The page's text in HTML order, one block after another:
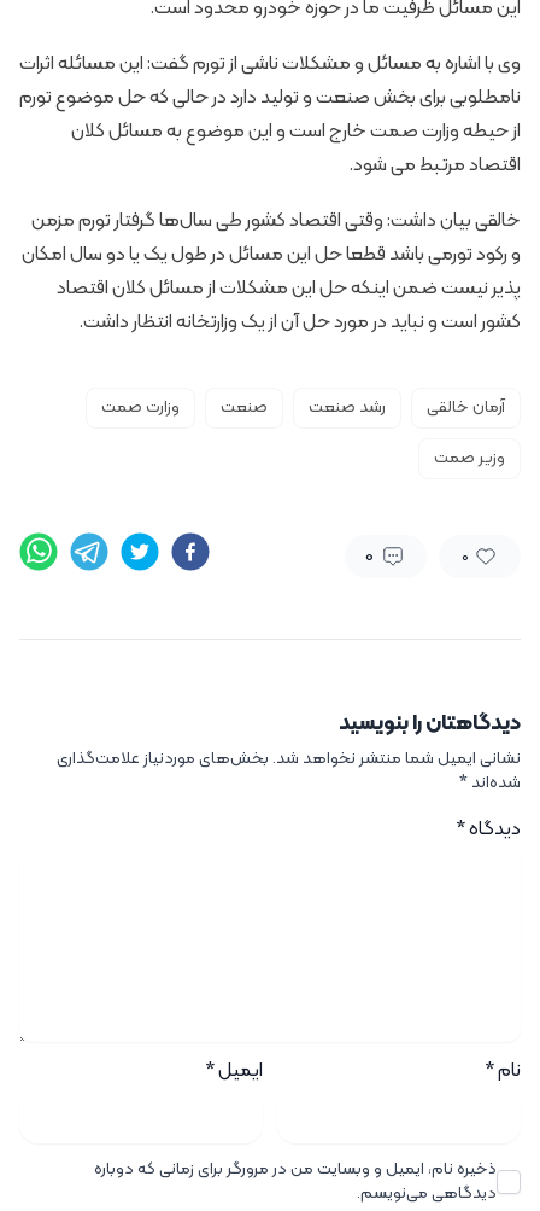
این مسائل ظرفیت ما در حوزه خودرو محدود است.
وی با اشاره به مسائل و مشکلات ناشی از تورم گفت: این مسائله اثرات
نامطلوبی برای بخش صنعت و تولید دارد در حالی که حل موضوع تورم
از حیطه وزارت صمت خارج است و این موضوع به مسائل کلان
اقتصاد مرتبط می شود.
خالقی بیان داشت: وقتی اقتصاد کشور طی سال‌ها گرفتار تورم مزمن
و رکود تورمی باشد قطعا حل این مسائل در طول یک یا دو سال امکان
پذیر نیست ضمن اینکه حل این مشکلات از مسائل کلان اقتصاد
کشور است و نباید در مورد حل آن از یک وزارتخانه انتظار داشت.
آرمان خالقی رشد صنعت صنعت
وزارت صمت
وزیر صمت
0
0
دیدگاهتان را بنویسید
نشانی ایمیل شما منتشر نخواهد شد. بخش‌های موردنیاز علامت‌گذاری
شده‌اند*
دیدگاه*
نام* ایمیل*
ذخیره نام، ایمیل و وبسایت من در مرورگر برای زمانی که دوباره
دیدگاهی می‌نویسم.